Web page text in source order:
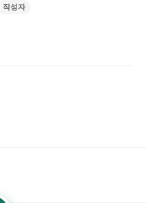
작성자